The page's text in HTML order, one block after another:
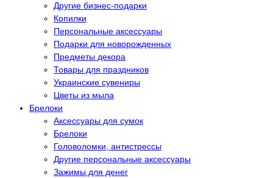
Другие бизнес-подарки
Копилки
Персональные аксессуары
Подарки для новорожденных
Предметы декора
Товары для праздников
Украинские сувениры
Цветы из мыла
Брелоки
Аксессуары для сумок
Брелоки
Головоломки, антистрессы
Другие персональные аксессуары
Зажимы для денег